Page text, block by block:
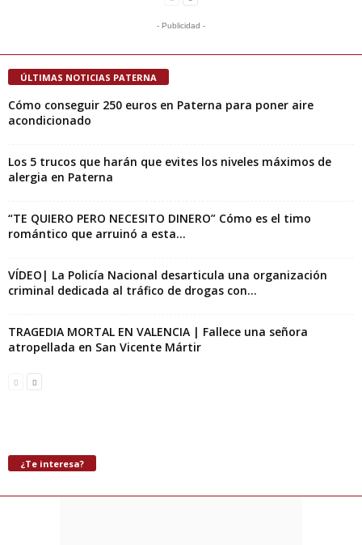
- Publicidad -
ÚLTIMAS NOTICIAS PATERNA
Cómo conseguir 250 euros en Paterna para poner aire
acondicionado
Los 5 trucos que harán que evites los niveles máximos de
alergia en Paterna
“TE QUIERO PERO NECESITO DINERO” Cómo es el timo
romántico que arruinó a esta...
VÍDEO| La Policía Nacional desarticula una organización
criminal dedicada al tráfico de drogas con...
TRAGEDIA MORTAL EN VALENCIA | Fallece una señora
atropellada en San Vicente Mártir
¿Te interesa?